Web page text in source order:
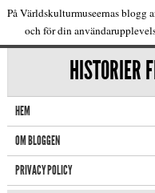
HISTORIER
HEM
OM BLOGGEN
PRIVACY POLICY
På Världskulturmuseernas blogg
och för din